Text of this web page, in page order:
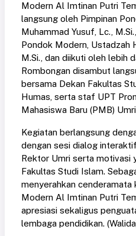
Modern Al Imtinan Putri
langsung oleh Pimpinan
Muhammad Yusuf, Lc.,
Pondok Modern, Ustadzah
M.Si., dan diikuti oleh lebih
Rombongan disambut
bersama Dekan Fakultas
Humas, serta staf UPT
Mahasiswa Baru (PMB)
Kegiatan berlangsung
dengan sesi dialog
Rektor Umri serta motivasi
Fakultas Studi Islam.
menyerahkan
Modern Al Imtinan Putri
apresiasi sekaligus
lembaga pendidikan.